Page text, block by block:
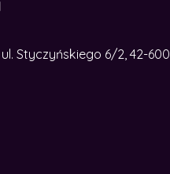
Styczyńskiego 6/2, 42-600